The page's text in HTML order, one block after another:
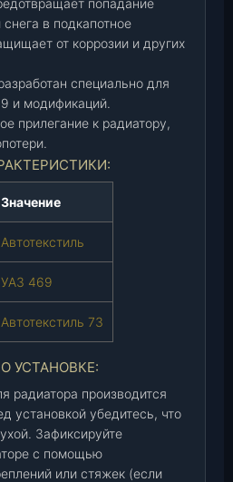
попадание
в подкапотное
от коррозии и других
специально для
и модификаций.
прилегание к радиатору,
Значение
Автотекстиль
УАЗ 469
Автотекстиль 73
УСТАНОВКЕ:
радиатора производится
установкой убедитесь, что
Зафиксируйте
с помощью
или стяжек (если